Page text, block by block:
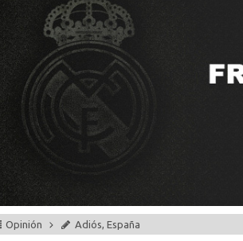
Opinión Adiós, España